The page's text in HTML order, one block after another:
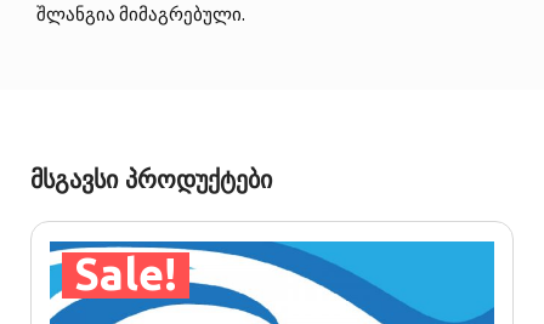
შლანგია მიმაგრებული.
მსგავსი პროდუქტები
Sale!